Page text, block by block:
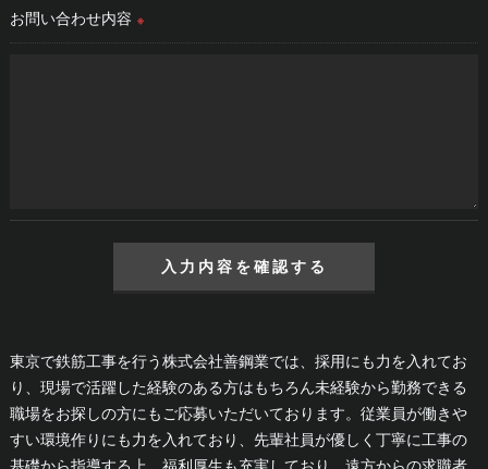
お問い合わせ内容 ※
東京で鉄筋工事を行う株式会社善鋼業では、採用にも力を入れてお
り、現場で活躍した経験のある方はもちろん未経験から勤務できる
職場をお探しの方にもご応募いただいております。従業員が働きや
すい環境作りにも力を入れており、先輩社員が優しく丁寧に工事の